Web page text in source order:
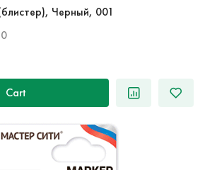
Черный, 001
Cart